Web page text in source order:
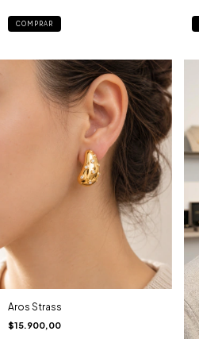
COMPRAR
Aros Strass
$15.900,00